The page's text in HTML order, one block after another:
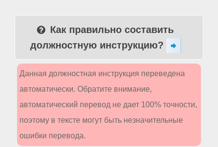
Как правильно составить
должностную инструкцию?
Данная должностная инструкция переведена
автоматически. Обратите внимание,
автоматический перевод не дает 100% точности,
поэтому в тексте могут быть незначительные
ошибки перевода.